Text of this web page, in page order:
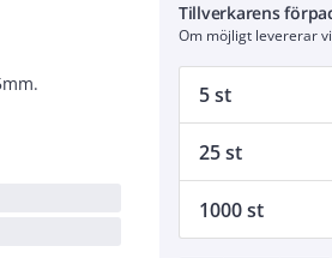
Tillverkarens
Om möjligt levererar
5 st
25 st
1000 st